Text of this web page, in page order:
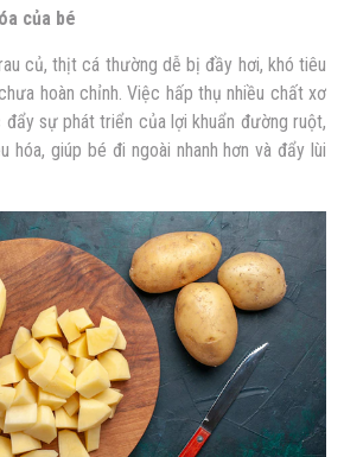
của bé
củ, thịt cá thường dễ bị đầy hơi, khó tiêu
hoàn chỉnh. Việc hấp thụ nhiều chất xơ
sự phát triển của lợi khuẩn đường ruột,
hóa, giúp bé đi ngoài nhanh hơn và đẩy lùi